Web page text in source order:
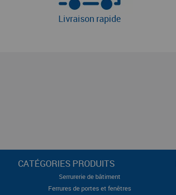
Livraison rapide
CATÉGORIES PRODUITS
Serrurerie de bâtiment
Ferrures de portes et fenêtres